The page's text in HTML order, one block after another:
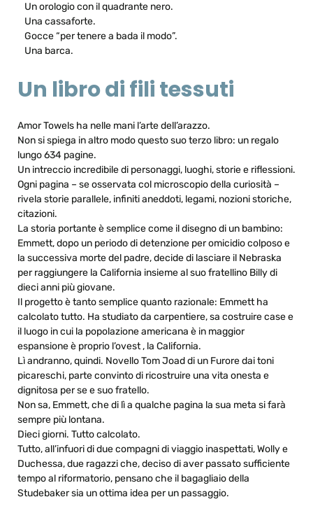
Un orologio con il quadrante nero.
Una cassaforte.
Gocce “per tenere a bada il modo”.
Una barca.
Un libro di fili tessuti
Amor Towels ha nelle mani l’arte dell’arazzo.
Non si spiega in altro modo questo suo terzo libro: un regalo
lungo 634 pagine.
Un intreccio incredibile di personaggi, luoghi, storie e riflessioni.
Ogni pagina – se osservata col microscopio della curiosità –
rivela storie parallele, infiniti aneddoti, legami, nozioni storiche,
citazioni.
La storia portante è semplice come il disegno di un bambino:
Emmett, dopo un periodo di detenzione per omicidio colposo e
la successiva morte del padre, decide di lasciare il Nebraska
per raggiungere la California insieme al suo fratellino Billy di
dieci anni più giovane.
Il progetto è tanto semplice quanto razionale: Emmett ha
calcolato tutto. Ha studiato da carpentiere, sa costruire case e
il luogo in cui la popolazione americana è in maggior
espansione è proprio l’ovest , la California.
Lì andranno, quindi. Novello Tom Joad di un Furore dai toni
picareschi, parte convinto di ricostruire una vita onesta e
dignitosa per se e suo fratello.
Non sa, Emmett, che di lì a qualche pagina la sua meta si farà
sempre più lontana.
Dieci giorni. Tutto calcolato.
Tutto, all’infuori di due compagni di viaggio inaspettati, Wolly e
Duchessa, due ragazzi che, deciso di aver passato sufficiente
tempo al riformatorio, pensano che il bagagliaio della
Studebaker sia un ottima idea per un passaggio.